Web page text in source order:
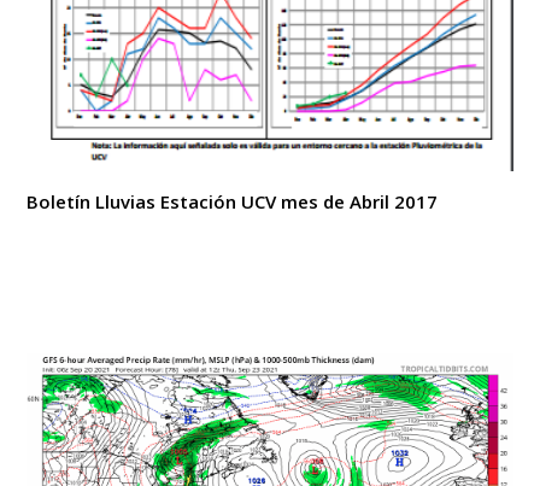
Boletín Lluvias Estación UCV mes de Abril 2017